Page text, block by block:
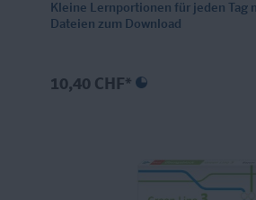
Kleine Lernportionen für jeden Tag
Dateien zum Download
10,40 CHF*